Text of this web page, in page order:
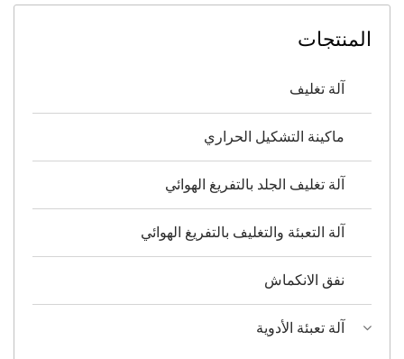
المنتجات
آلة تغليف
ماكينة التشكيل الحراري
آلة تغليف الجلد بالتفريغ الهوائي
آلة التعبئة والتغليف بالتفريغ الهوائي
نفق الانكماش
آلة تعبئة الأدوية